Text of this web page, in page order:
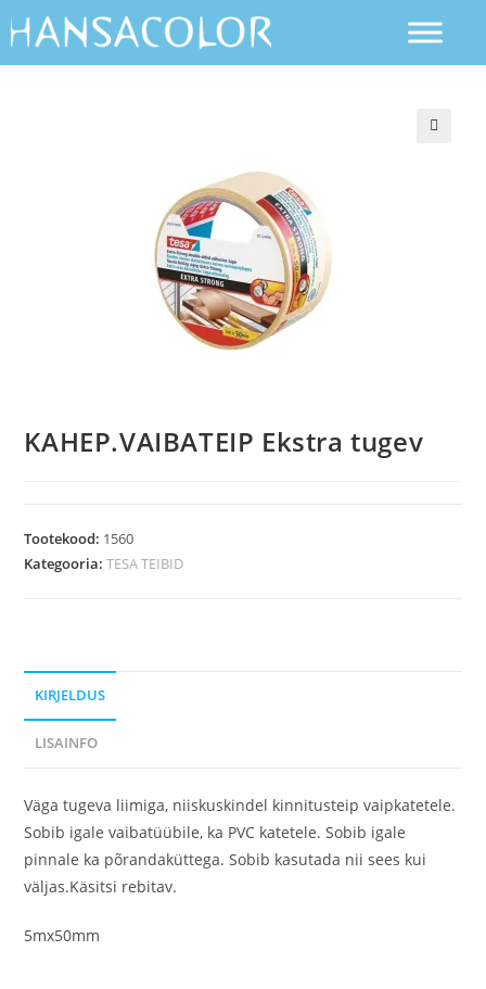
KAHEP.VAIBATEIP Ekstra tugev
Tootekood: 1560
Kategooria:TESA TEIBID
KIRJELDUS
LISAINFO
Väga tugeva liimiga, niiskuskindel kinnitusteip vaipkatetele.
Sobib igale vaibatüübile, ka PVC katetele. Sobib igale
pinnale ka põrandaküttega. Sobib kasutada nii sees kui
väljas.Käsitsi rebitav.
5mx50mm